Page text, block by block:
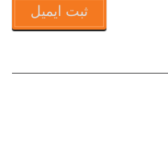
ثبت ایمیل